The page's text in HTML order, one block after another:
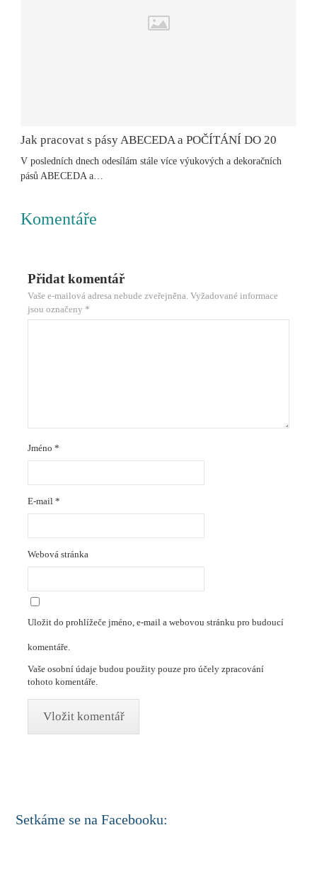
Jak pracovat s pásy ABECEDA a POČÍTÁNÍ DO 20
V posledních dnech odesílám stále více výukových a dekoračních
pásů ABECEDA a…
Komentáře
Přidat komentář
Vaše e-mailová adresa nebude zveřejněna. Vyžadované informace
jsou označeny *
Jméno*
E-mail*
Webová stránka
Uložit do prohlížeče jméno, e-mail a webovou stránku pro budoucí
komentáře.
Vaše osobní údaje budou použity pouze pro účely zpracování
tohoto komentáře.
Setkáme se na Facebooku: